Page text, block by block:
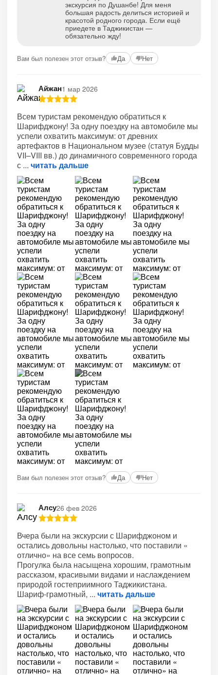
экскурсия по Душанбе! Для меня
большая радость делиться историей и
красотой родного города. Если ещё
приедете в Таджикистан —
обязательно жду!
Вам был полезен этот отзыв? Да Нет
Айжан1 мар 2026
Всем туристам рекомендую обратиться к
Шарифджону! За одну поездку на автомобиле мы
успели охватить максимум: от древних
артефактов в Национальном музее (статуя Будды
VII–VIII вв.) до динамичного современного города
с
читать дальше
Вам был полезен этот отзыв? Да Нет
Алсу26 фев 2026
Вчера были на экскурсии с Шарифджоном и
остались довольны настолько, что поставили «
отлично» на все семь вопросов.
Прогулка была насыщена хорошим, грамотным
рассказом, красивыми видами и наслаждением
природой гостеприимного Таджикистана.
Шариф-грамотный,
читать дальше